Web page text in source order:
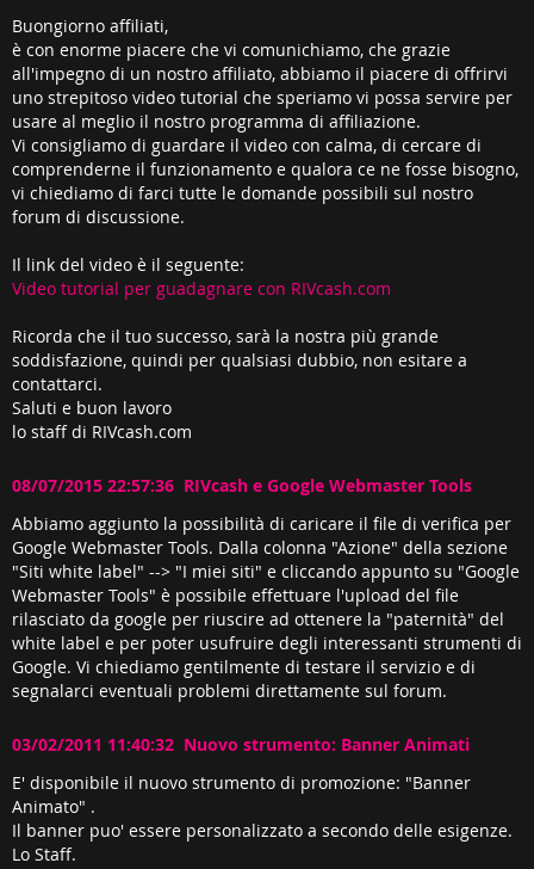
Buongiorno affiliati,
è con enorme piacere che vi comunichiamo, che grazie
all'impegno di un nostro affiliato, abbiamo il piacere di offrirvi
uno strepitoso video tutorial che speriamo vi possa servire per
usare al meglio il nostro programma di affiliazione.
Vi consigliamo di guardare il video con calma, di cercare di
comprenderne il funzionamento e qualora ce ne fosse bisogno,
vi chiediamo di farci tutte le domande possibili sul nostro
forum di discussione.
Il link del video è il seguente:
Video tutorial per guadagnare con RIVcash.com
Ricorda che il tuo successo, sarà la nostra più grande
soddisfazione, quindi per qualsiasi dubbio, non esitare a
contattarci.
Saluti e buon lavoro
lo staff di RIVcash.com
08/07/2015 22:57:36 RIVcash e Google Webmaster Tools
Abbiamo aggiunto la possibilità di caricare il file di verifica per
Google Webmaster Tools. Dalla colonna "Azione" della sezione
"Siti white label" --> "I miei siti" e cliccando appunto su "Google
Webmaster Tools" è possibile effettuare l'upload del file
rilasciato da google per riuscire ad ottenere la "paternità" del
white label e per poter usufruire degli interessanti strumenti di
Google. Vi chiediamo gentilmente di testare il servizio e di
segnalarci eventuali problemi direttamente sul forum.
03/02/2011 11:40:32 Nuovo strumento: Banner Animati
E' disponibile il nuovo strumento di promozione: "Banner
Animato" .
Il banner puo' essere personalizzato a secondo delle esigenze.
Lo Staff.